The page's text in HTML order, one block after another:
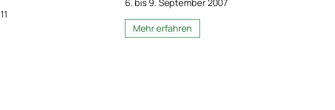
6. bis 9. September 2007
Mehr erfahren